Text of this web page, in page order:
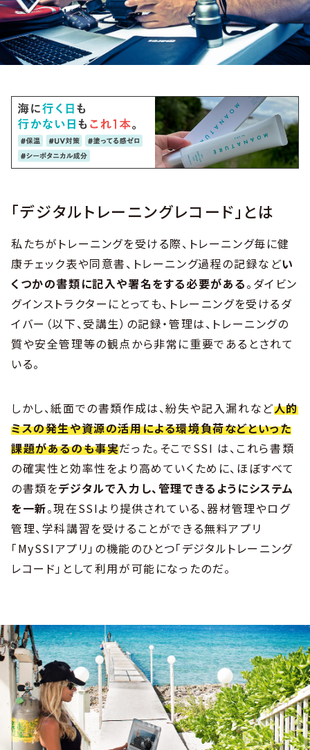
「デジタルトレーニングレコード」とは
私たちがトレーニングを受ける際、トレーニング毎に健
康チェック表や同意書、トレーニング過程の記録などい
くつかの書類に記入や署名をする必要がある。ダイビン
グインストラクターにとっても、トレーニングを受けるダ
イバー（以下、受講生）の記録・管理は、トレーニングの
質や安全管理等の観点から非常に重要であるとされて
いる。
しかし、紙面での書類作成は、紛失や記入漏れなど人的
ミスの発生や資源の活用による環境負荷などといった
課題があるのも事実だった。そこでSSI は、これら書類
の確実性と効率性をより高めていくために、ほぼすべて
の書類をデジタルで入力し、管理できるようにシステム
を一新。現在SSIより提供されている、器材管理やログ
管理、学科講習を受けることができる無料アプリ
「MySSIアプリ」の機能のひとつ「デジタルトレーニング
レコード」として利用が可能になったのだ。